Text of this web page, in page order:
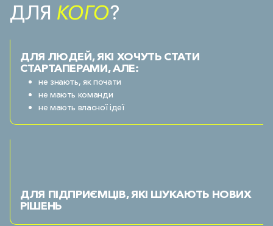
ДЛЯ КОГО?
ДЛЯ ЛЮДЕЙ, ЯКІ ХОЧУТЬ СТАТИ
СТАРТАПЕРАМИ, АЛЕ:
не знають, як почати
не мають команди
не мають власної ідеї
ДЛЯ ПІДПРИЄМЦІВ, ЯКІ ШУКАЮТЬ НОВИХ
РІШЕНЬ